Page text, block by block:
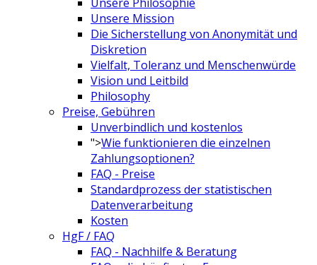
Unsere Mission
Die Sicherstellung von Anonymität und
Diskretion
Vielfalt, Toleranz und Menschenwürde
Vision und Leitbild
Philosophy
Preise, Gebühren
Unverbindlich und kostenlos
">Wie funktionieren die einzelnen
Zahlungsoptionen?
FAQ - Preise
Standardprozess der statistischen
Datenverarbeitung
Kosten
HgF / FAQ
FAQ - Nachhilfe & Beratung